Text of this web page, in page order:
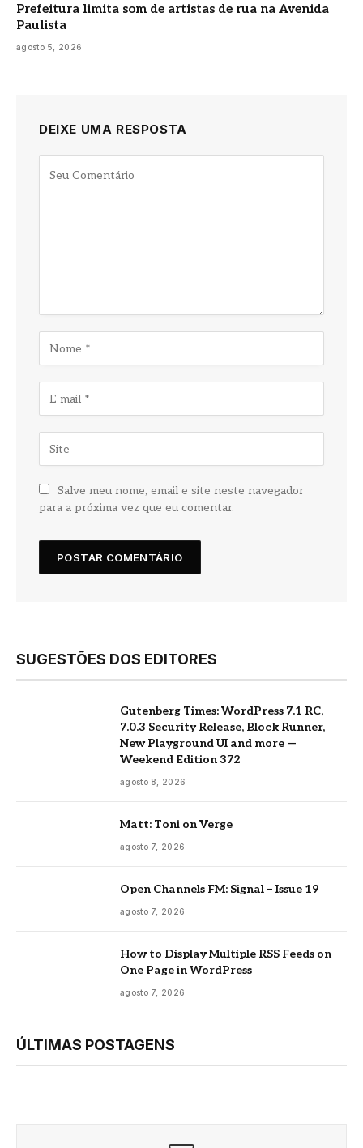
Prefeitura limita som de artistas de rua na Avenida
Paulista
agosto 5, 2026
DEIXE UMA RESPOSTA
Salve meu nome, email e site neste navegador
para a próxima vez que eu comentar.
SUGESTÕES DOS EDITORES
Gutenberg Times: WordPress 7.1 RC,
7.0.3 Security Release, Block Runner,
New Playground UI and more —
Weekend Edition 372
agosto 8, 2026
Matt: Toni on Verge
agosto 7, 2026
Open Channels FM: Signal – Issue 19
agosto 7, 2026
How to Display Multiple RSS Feeds on
One Page in WordPress
agosto 7, 2026
ÚLTIMAS POSTAGENS